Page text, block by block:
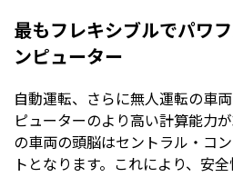
最もフレキシブルでパワ
ンピューター
自動運転、さらに無人運転の車
ピューターのより高い計算能力
の車両の頭脳はセントラル・コ
トとなります。これにより、安